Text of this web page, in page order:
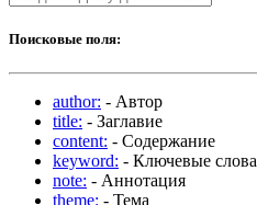
Поисковые поля:
author: - Автор
title: - Заглавие
content: - Содержание
keyword: - Ключевые слова
note: - Аннотация
theme: - Тема